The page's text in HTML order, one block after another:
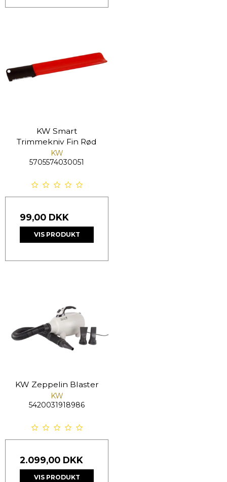
KW Smart
Trimmekniv Fin Rød
KW
5705574030051
99,00 DKK
VIS PRODUKT
KW Zeppelin Blaster
KW
5420031918986
2.099,00 DKK
VIS PRODUKT